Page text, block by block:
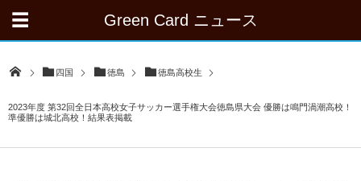
Green Card ニュース
四国 徳島 徳島高校生
2023年度 第32回全日本高校女子サッカー選手権大会徳島県大会 優勝は鳴門渦潮高校！
準優勝は城北高校！結果表掲載